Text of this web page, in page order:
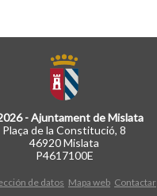
- Ajuntament de Mislata
Plaça de la Constitució, 8
46920 Mislata
P4617100E
de datos Mapa web Contactar